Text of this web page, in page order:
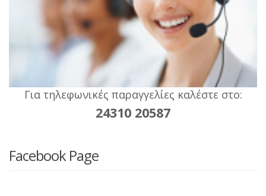
Για τηλεφωνικές παραγγελίες καλέστε στο:
24310 20587
Facebook Page